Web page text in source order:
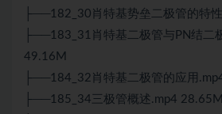
├──182_30肖特基势垒二极管的特
├──183_31肖特基二极管与PN结二
49.16M
├──184_32肖特基二极管的应用
├──185_34三极管概述.mp4 28.65M